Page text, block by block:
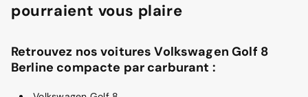
pourraient vous plaire
Retrouvez nos voitures Volkswagen Golf 8
Berline compacte par carburant :